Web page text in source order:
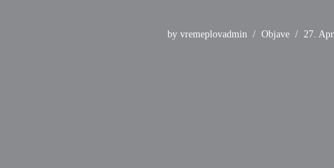
by vremeplovadmin Objave 27.